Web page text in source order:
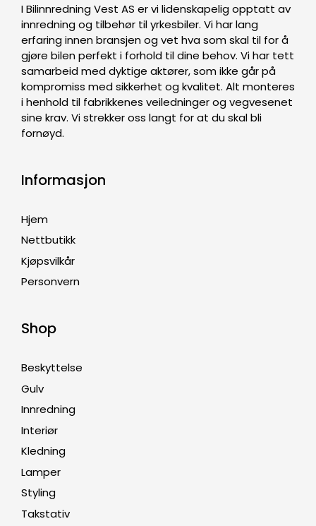
I Bilinnredning Vest AS er vi lidenskapelig opptatt av
innredning og tilbehør til yrkesbiler. Vi har lang
erfaring innen bransjen og vet hva som skal til for å
gjøre bilen perfekt i forhold til dine behov. Vi har tett
samarbeid med dyktige aktører, som ikke går på
kompromiss med sikkerhet og kvalitet. Alt monteres
i henhold til fabrikkenes veiledninger og vegvesenet
sine krav. Vi strekker oss langt for at du skal bli
fornøyd.
Informasjon
Hjem
Nettbutikk
Kjøpsvilkår
Personvern
Shop
Beskyttelse
Gulv
Innredning
Interiør
Kledning
Lamper
Styling
Takstativ